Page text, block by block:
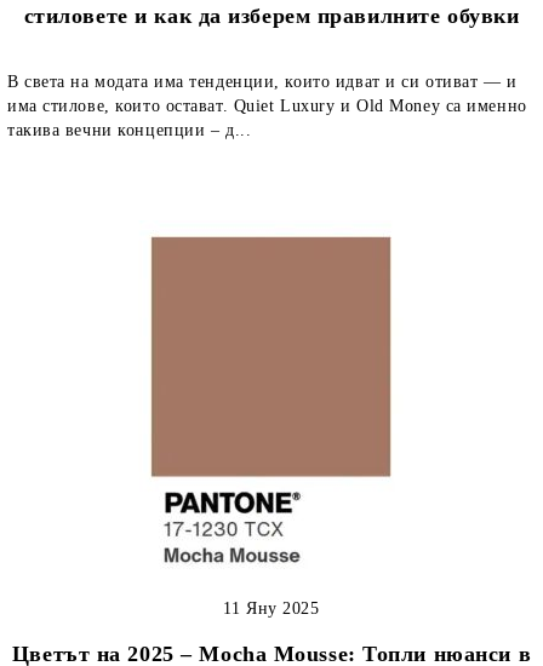
стиловете и как да изберем правилните обувки
В света на модата има тенденции, които идват и си отиват — и
има стилове, които остават. Quiet Luxury и Old Money са именно
такива вечни концепции – д...
Цветът на 2025 – Mocha Mousse: Топли нюанси в
11 Яну 2025